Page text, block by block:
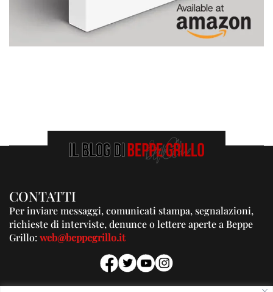
CONTATTI
Per inviare messaggi, comunicati stampa, segnalazioni,
richieste di interviste, denunce o lettere aperte a Beppe
Grillo:web@beppegrillo.it